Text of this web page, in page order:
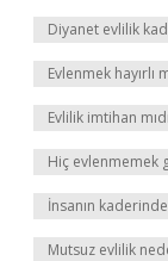
Diyanet evlilik
Evlenmek hayırlı
Evlilik imtihan
Hiç evlenmemek
İnsanın
Mutsuz evlilik